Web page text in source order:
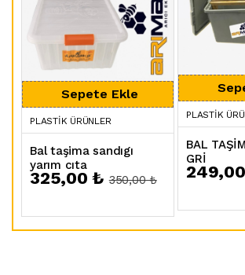
PLASTIK ÜRÜNLER
Bal taşima sandıgı
yarım cıta
325,00 ₺350,00 ₺
PLASTIK
BAL
GRİ